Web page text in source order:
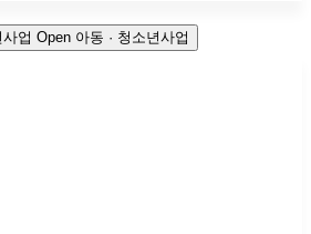
업 Open 아동 · 청소년사업